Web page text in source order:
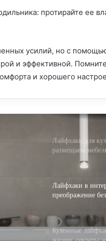
протирайте ее
усилий, но с
и эффективной.
и хорошего
лайфхаки для
Лайфхаки по
кухне: от хаоса к
на кухне и
Лайфхаки для
размещаем
Лайфхаки в
преображение
Кухонные
жизни: секреты